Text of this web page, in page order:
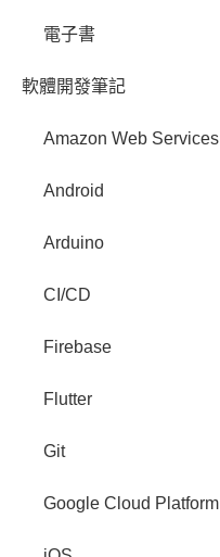
電子書
軟體開發筆記
Amazon Web Services
Android
Arduino
CI/CD
Firebase
Flutter
Git
Google Cloud Platform